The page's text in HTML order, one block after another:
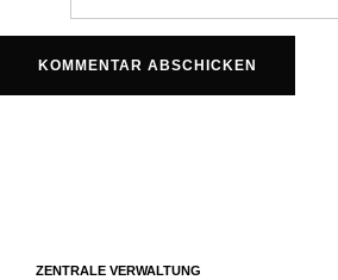
ZENTRALE VERWALTUNG